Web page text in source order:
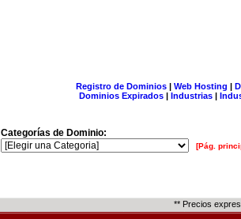
Registro de Dominios| Web Hosting |
Dominios Expirados | Industrias |
Categorías de Dominio:
[Pág.
** Precios